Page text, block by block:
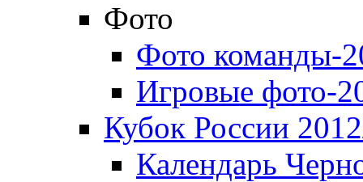
Фото
Фото команды-
Игровые фото-
Кубок России
Календарь